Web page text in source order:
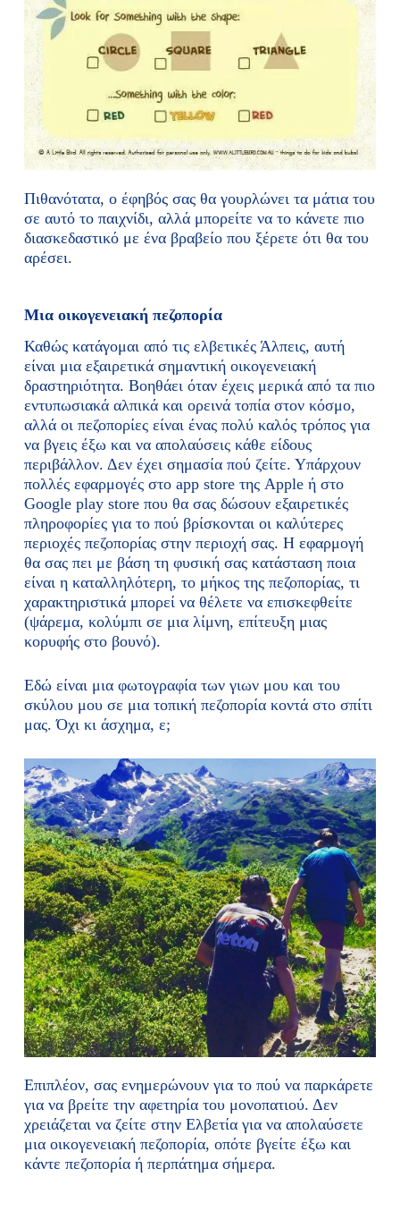
Πιθανότατα, ο έφηβός σας θα γουρλώνει τα μάτια του
σε αυτό το παιχνίδι, αλλά μπορείτε να το κάνετε πιο
διασκεδαστικό με ένα βραβείο που ξέρετε ότι θα του
αρέσει.
Μια οικογενειακή πεζοπορία
Καθώς κατάγομαι από τις ελβετικές Άλπεις, αυτή
είναι μια εξαιρετικά σημαντική οικογενειακή
δραστηριότητα. Βοηθάει όταν έχεις μερικά από τα πιο
εντυπωσιακά αλπικά και ορεινά τοπία στον κόσμο,
αλλά οι πεζοπορίες είναι ένας πολύ καλός τρόπος για
να βγεις έξω και να απολαύσεις κάθε είδους
περιβάλλον. Δεν έχει σημασία πού ζείτε. Υπάρχουν
πολλές εφαρμογές στο app store της Apple ή στο
Google play store που θα σας δώσουν εξαιρετικές
πληροφορίες για το πού βρίσκονται οι καλύτερες
περιοχές πεζοπορίας στην περιοχή σας. Η εφαρμογή
θα σας πει με βάση τη φυσική σας κατάσταση ποια
είναι η καταλληλότερη, το μήκος της πεζοπορίας, τι
χαρακτηριστικά μπορεί να θέλετε να επισκεφθείτε
(ψάρεμα, κολύμπι σε μια λίμνη, επίτευξη μιας
κορυφής στο βουνό).
Εδώ είναι μια φωτογραφία των γιων μου και του
σκύλου μου σε μια τοπική πεζοπορία κοντά στο σπίτι
μας. Όχι κι άσχημα, ε;
Επιπλέον, σας ενημερώνουν για το πού να παρκάρετε
για να βρείτε την αφετηρία του μονοπατιού. Δεν
χρειάζεται να ζείτε στην Ελβετία για να απολαύσετε
μια οικογενειακή πεζοπορία, οπότε βγείτε έξω και
κάντε πεζοπορία ή περπάτημα σήμερα.